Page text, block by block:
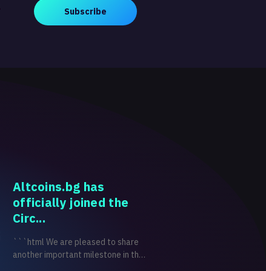
Subscribe
Altcoins.bg has
officially joined the
Circ...
```html We are pleased to share
another important milestone in the